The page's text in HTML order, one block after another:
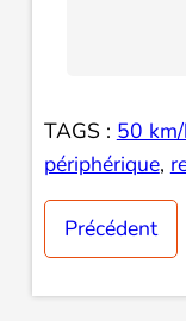
TAGS : 50
périphérique,
Précédent